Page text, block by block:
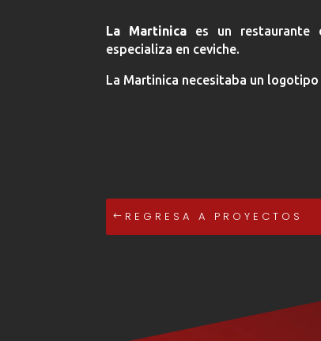
La Martinica es un restaurante
especializa en ceviche.
La Martinica necesitaba un
REGRESA A PROYECTOS